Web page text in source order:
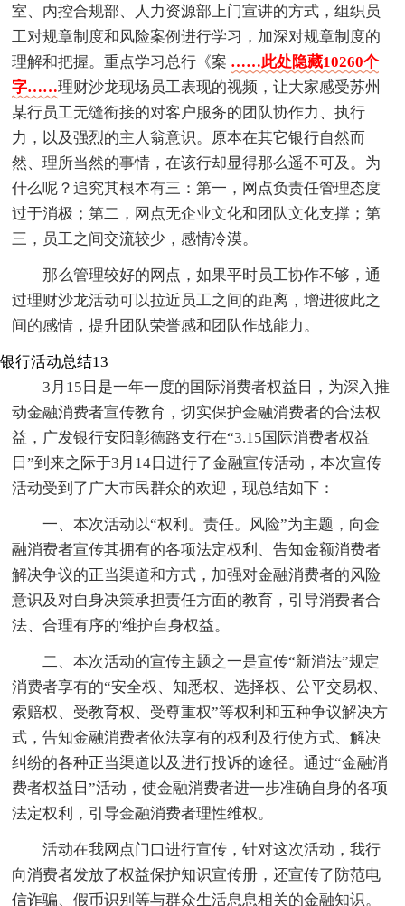
室、内控合规部、人力资源部上门宣讲的方式，组织员
工对规章制度和风险案例进行学习，加深对规章制度的
理解和把握。重点学习总行《案 ……此处隐藏10260个
字……理财沙龙现场员工表现的视频，让大家感受苏州
某行员工无缝衔接的对客户服务的团队协作力、执行
力，以及强烈的主人翁意识。原本在其它银行自然而
然、理所当然的事情，在该行却显得那么遥不可及。为
什么呢？追究其根本有三：第一，网点负责任管理态度
过于消极；第二，网点无企业文化和团队文化支撑；第
三，员工之间交流较少，感情冷漠。
那么管理较好的网点，如果平时员工协作不够，通
过理财沙龙活动可以拉近员工之间的距离，增进彼此之
间的感情，提升团队荣誉感和团队作战能力。
银行活动总结13
3月15日是一年一度的国际消费者权益日，为深入推
动金融消费者宣传教育，切实保护金融消费者的合法权
益，广发银行安阳彰德路支行在“3.15国际消费者权益
日”到来之际于3月14日进行了金融宣传活动，本次宣传
活动受到了广大市民群众的欢迎，现总结如下：
一、本次活动以“权利。责任。风险”为主题，向金
融消费者宣传其拥有的各项法定权利、告知金额消费者
解决争议的正当渠道和方式，加强对金融消费者的风险
意识及对自身决策承担责任方面的教育，引导消费者合
法、合理有序的'维护自身权益。
二、本次活动的宣传主题之一是宣传“新消法”规定
消费者享有的“安全权、知悉权、选择权、公平交易权、
索赔权、受教育权、受尊重权”等权利和五种争议解决方
式，告知金融消费者依法享有的权利及行使方式、解决
纠纷的各种正当渠道以及进行投诉的途径。通过“金融消
费者权益日”活动，使金融消费者进一步准确自身的各项
法定权利，引导金融消费者理性维权。
活动在我网点门口进行宣传，针对这次活动，我行
向消费者发放了权益保护知识宣传册，还宣传了防范电
信诈骗、假币识别等与群众生活息息相关的金融知识。